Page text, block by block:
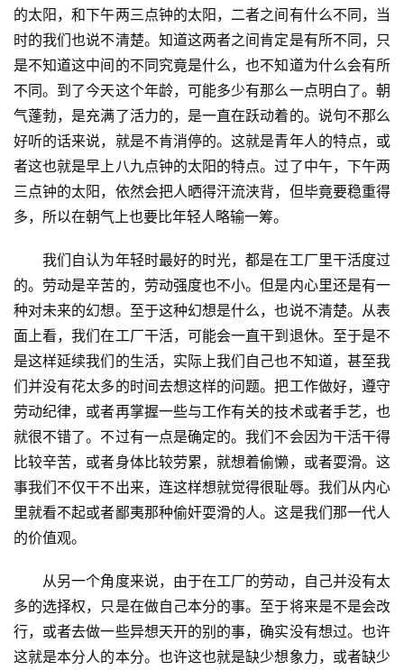
的太阳，和下午两三点钟的太阳，二者之间有什么不同，当
时的我们也说不清楚。知道这两者之间肯定是有所不同，只
是不知道这中间的不同究竟是什么，也不知道为什么会有所
不同。到了今天这个年龄，可能多少有那么一点明白了。朝
气蓬勃，是充满了活力的，是一直在跃动着的。说句不那么
好听的话来说，就是不肯消停的。这就是青年人的特点，或
者这也就是早上八九点钟的太阳的特点。过了中午，下午两
三点钟的太阳，依然会把人晒得汗流浃背，但毕竟要稳重得
多，所以在朝气上也要比年轻人略输一筹。
我们自认为年轻时最好的时光，都是在工厂里干活度过
的。劳动是辛苦的，劳动强度也不小。但是内心里还是有一
种对未来的幻想。至于这种幻想是什么，也说不清楚。从表
面上看，我们在工厂干活，可能会一直干到退休。至于是不
是这样延续我们的生活，实际上我们自己也不知道，甚至我
们并没有花太多的时间去想这样的问题。把工作做好，遵守
劳动纪律，或者再掌握一些与工作有关的技术或者手艺，也
就很不错了。不过有一点是确定的。我们不会因为干活干得
比较辛苦，或者身体比较劳累，就想着偷懒，或者耍滑。这
事我们不仅干不出来，连这样想就觉得很耻辱。我们从内心
里就看不起或者鄙夷那种偷奸耍滑的人。这是我们那一代人
的价值观。
从另一个角度来说，由于在工厂的劳动，自己并没有太
多的选择权，只是在做自己本分的事。至于将来是不是会改
行，或者去做一些异想天开的别的事，确实没有想过。也许
这就是本分人的本分。也许这也就是缺少想象力，或者缺少